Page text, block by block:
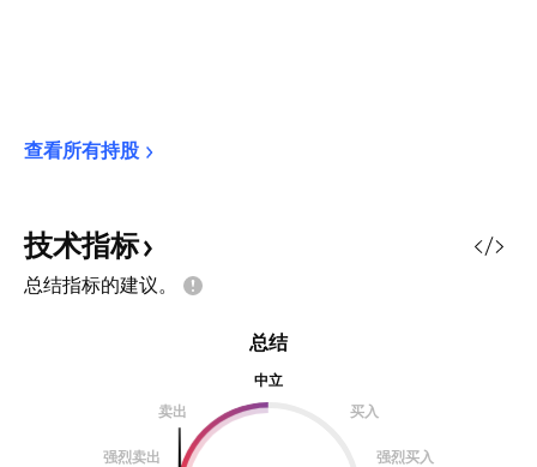
查看所有持股
技术指标
总结指标的建议。
总结
中立
卖出
买入
强烈卖出 强烈买入